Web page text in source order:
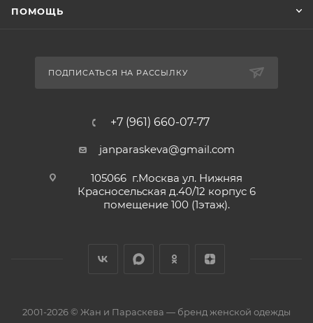
ПОМОЩЬ
ПОДПИСАТЬСЯ НА РАССЫЛКУ
+7 (961) 660-07-77
janparaskeva@gmail.com
105066 г.Москва ул. Нижняя
Красносельская д.40/12 корпус 6
помещение 100 (1этаж).
2001-2026 © Жан и Параскева — бренд женской одежды